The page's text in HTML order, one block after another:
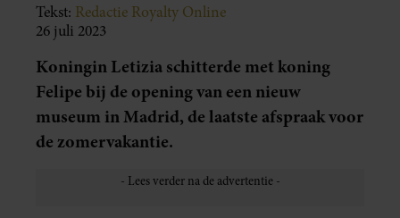
Tekst: Redactie Royalty Online
26 juli 2023
Koningin Letizia schitterde met koning
Felipe bij de opening van een nieuw
museum in Madrid, de laatste afspraak voor
de zomervakantie.